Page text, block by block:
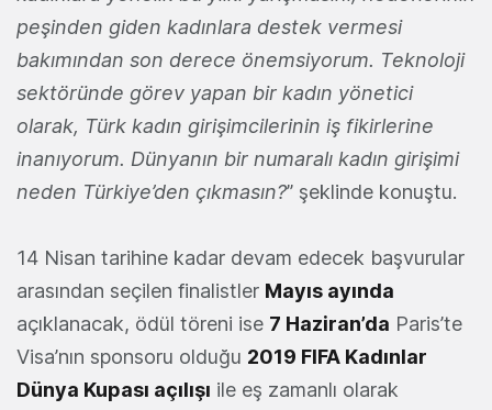
peşinden giden kadınlara destek vermesi
bakımından son derece önemsiyorum. Teknoloji
sektöründe görev yapan bir kadın yönetici
olarak, Türk kadın girişimcilerinin iş fikirlerine
inanıyorum. Dünyanın bir numaralı kadın girişimi
neden Türkiye’den çıkmasın?” şeklinde konuştu.
14 Nisan tarihine kadar devam edecek başvurular
arasından seçilen finalistler Mayıs ayında
açıklanacak, ödül töreni ise 7 Haziran’da Paris’te
Visa’nın sponsoru olduğu 2019 FIFA Kadınlar
Dünya Kupası açılışı ile eş zamanlı olarak